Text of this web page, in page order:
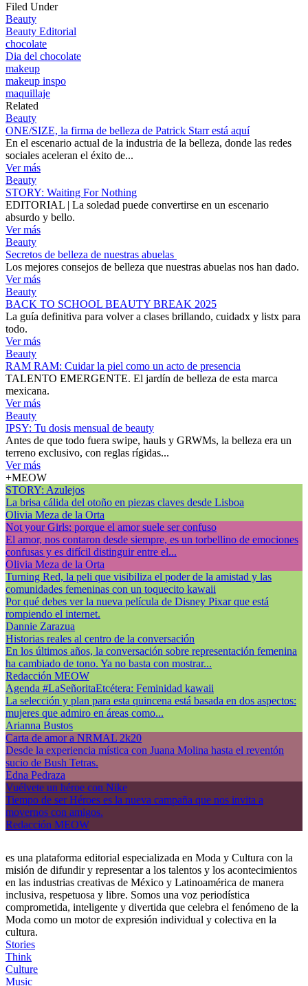
Filed Under
Beauty
Beauty Editorial
chocolate
Dia del chocolate
makeup
makeup inspo
maquillaje
Related
Beauty
ONE/SIZE, la firma de belleza de Patrick Starr está aquí
En el escenario actual de la industria de la belleza, donde las redes
sociales aceleran el éxito de...
Ver más
Beauty
STORY: Waiting For Nothing
EDITORIAL | La soledad puede convertirse en un escenario
absurdo y bello.
Ver más
Beauty
Secretos de belleza de nuestras abuelas
Los mejores consejos de belleza que nuestras abuelas nos han dado.
Ver más
Beauty
BACK TO SCHOOL BEAUTY BREAK 2025
La guía definitiva para volver a clases brillando, cuidadx y listx para
todo.
Ver más
Beauty
RAM RAM: Cuidar la piel como un acto de presencia
TALENTO EMERGENTE. El jardín de belleza de esta marca
mexicana.
Ver más
Beauty
IPSY: Tu dosis mensual de beauty
Antes de que todo fuera swipe, hauls y GRWMs, la belleza era un
terreno exclusivo, con reglas rígidas...
Ver más
+MEOW
STORY: Azulejos
La brisa cálida del otoño en piezas claves desde Lisboa
Olivia Meza de la Orta
Not your Girls: porque el amor suele ser confuso
El amor, nos contaron desde siempre, es un torbellino de emociones
confusas y es difícil distinguir entre el...
Olivia Meza de la Orta
Turning Red, la peli que visibiliza el poder de la amistad y las
comunidades femeninas con un toquecito kawaii
Por qué debes ver la nueva película de Disney Pixar que está
rompiendo el internet.
Dannie Zarazua
Historias reales al centro de la conversación
En los últimos años, la conversación sobre representación femenina
ha cambiado de tono. Ya no basta con mostrar...
Redacción MEOW
Agenda #LaSeñoritaEtcétera: Feminidad kawaii
La selección y plan para esta quincena está basada en dos aspectos:
mujeres que admiro en áreas como...
Arianna Bustos
Carta de amor a NRMAL 2k20
Desde la experiencia mística con Juana Molina hasta el reventón
sucio de Bush Tetras.
Edna Pedraza
Vuélvete un héroe con Nike
Tiempo de ser Héroes es la nueva campaña que nos invita a
movernos con amigos.
Redacción MEOW
es una plataforma editorial especializada en Moda y Cultura con la
misión de difundir y representar a los talentos y los acontecimientos
en las industrias creativas de México y Latinoamérica de manera
inclusiva, respetuosa y libre. Somos una voz periodística
comprometida, inteligente y divertida que celebra el fenómeno de la
Moda como un motor de expresión individual y colectiva en la
cultura.
Stories
Think
Culture
Music